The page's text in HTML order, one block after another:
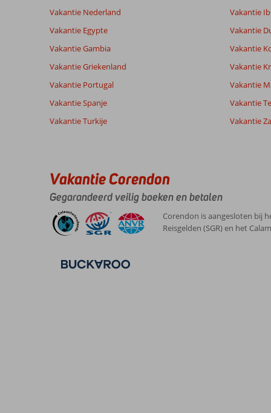
van onze
klanten
6,0
Yvette
Playa
de
Taurito:
te
doen.
Met
bus
of
naar
Algemene indruk
Ligging
Service
Prijs/kwaliteit
Vakantie Nederland
Vakantie Egypte
Vakantie Gambia
Vakantie Griekenland
Vakantie Portugal
Vakantie Spanje
Vakantie Turkije
Vakantie
Vakantie
Vakantie
Vakantie
Vakantie
Vakantie
Vakantie
Vakantie Corendon
Gegarandeerd veilig boeken en betalen
Corendon is aangesloten bij
Reisgelden (SGR) en het